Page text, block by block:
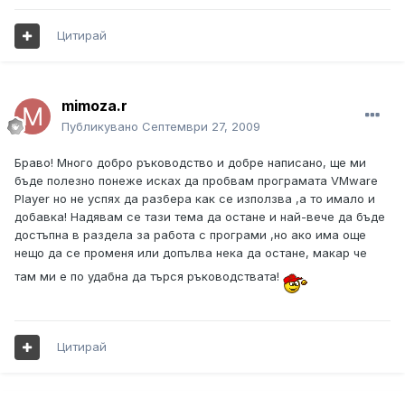
Цитирай
mimoza.r
Публикувано Септември 27, 2009
Браво! Много добро ръководство и добре написано, ще ми
бъде полезно понеже исках да пробвам програмата VMware
Player но не успях да разбера как се използва ,а то имало и
добавка! Надявам се тази тема да остане и най-вече да бъде
достъпна в раздела за работа с програми ,но ако има още
нещо да се променя или допълва нека да остане, макар че
там ми е по удабна да търся ръководствата!
Цитирай